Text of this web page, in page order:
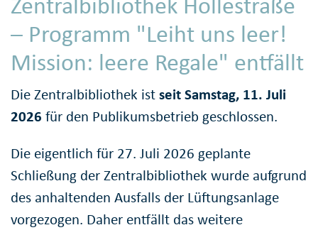
– Programm "Leiht uns leer!
Mission: leere Regale" entfällt
Die Zentralbibliothek istseit Samstag, 11. Juli
2026 für den Publikumsbetrieb geschlossen.
Die eigentlich für 27. Juli 2026 geplante
Schließung der Zentralbibliothek wurde aufgrund
des anhaltenden Ausfalls der Lüftungsanlage
vorgezogen. Daher entfällt das weitere